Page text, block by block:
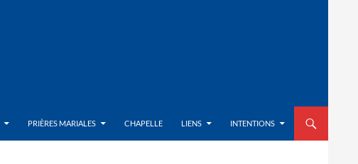
PRIÈRES MARIALES CHAPELLE LIENS INTENTIONS